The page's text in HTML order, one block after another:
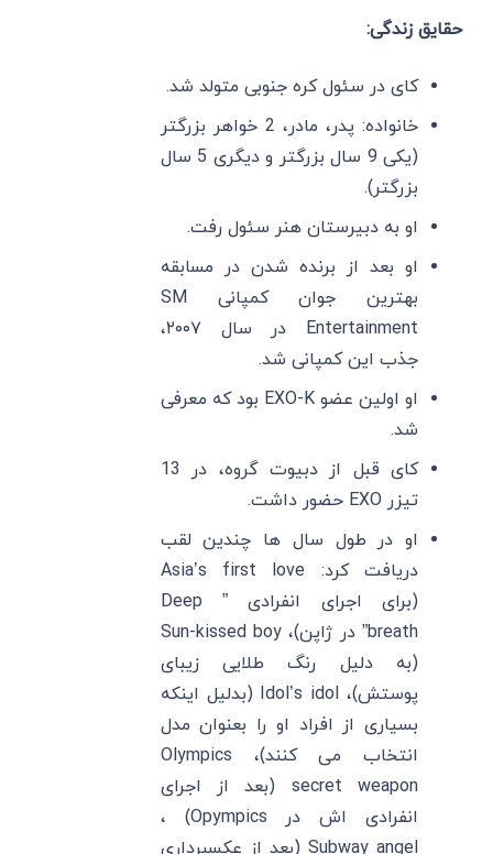
حقایق زندگی:
کای در سئول کره جنوبی متولد شد.
خانواده: پدر، مادر، 2 خواهر بزرگتر
(یکی 9 سال بزرگتر و دیگری 5 سال
بزرگتر).
او به دبیرستان هنر سئول رفت.
او بعد از برنده شدن در مسابقه
بهترین جوان کمپانی SM
Entertainment در سال ۲۰۰۷،
جذب این کمپانی شد.
او اولین عضو EXO-K بود که معرفی
شد.
کای قبل از دبیوت گروه، در 13
تیزر EXO حضور داشت.
او در طول سال ها چندین لقب
دریافت کرد: Asia’s first love
(برای اجرای انفرادی ” Deep
breath” در ژاپن)، Sun-kissed boy
(به دلیل رنگ طلایی زیبای
پوستش)، Idol’s idol (بدلیل اینکه
بسیاری از افراد او را بعنوان مدل
انتخاب می کنند)، Olympics
secret weapon (بعد از اجرای
انفرادی اش در Opympics) ،
Subway angel (بعد از عکسبرداری